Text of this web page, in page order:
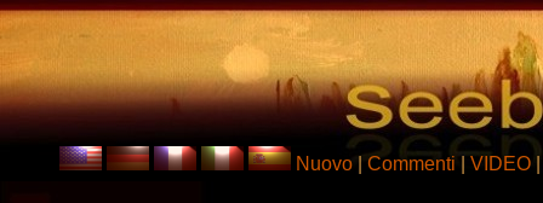
Nuovo Commenti VIDEO